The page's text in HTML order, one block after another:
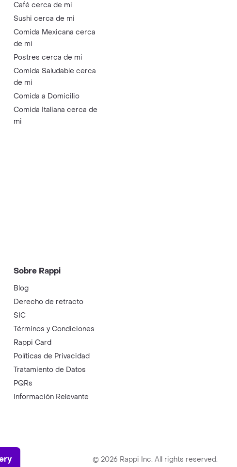
Café cerca de mi
Sushi cerca de mi
Comida Mexicana cerca
de mi
Postres cerca de mi
Comida Saludable cerca
de mi
Comida a Domicilio
Comida Italiana cerca de
mi
Sobre Rappi
Blog
Derecho de retracto
SIC
Términos y Condiciones
Rappi Card
Políticas de Privacidad
Tratamiento de Datos
PQRs
Información Relevante
© 2026 Rappi Inc. All rights reserved.